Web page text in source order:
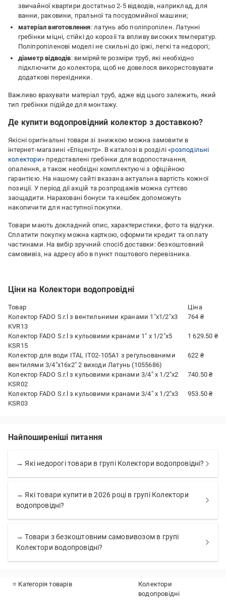
звичайної квартири достатньо 2-5 відводів, наприклад, для
ванни, раковини, пральної та посудомийної машини;
матеріал виготовлення: латунь або поліпропілен. Латунні
гребінки міцні, стійкі до корозії та впливу високих температур.
Поліпропіленові моделі не схильні до іржі, легкі та недорогі;
діаметр відводів: виміряйте розміри труб, які необхідно
підключити до колектора, щоб не довелося використовувати
додаткові перехідники.
Важливо врахувати матеріал труб, адже від цього залежить, який
тип гребінки підійде для монтажу.
Де купити водопровідний колектор з доставкою?
Якісні оригінальні товари зі знижкою можна замовити в
інтернет-магазині «Епіцентр». В каталозі в розділі «розподільні
колектори» представлені гребінки для водопостачання,
опалення, а також необхідні комплектуючі з офіційною
гарантією. На нашому сайті вказана актуальна вартість кожної
позиції. У період дії акцій та розпродажів можна суттєво
заощадити. Нараховані бонуси та кешбек допоможуть
накопичити для наступної покупки.
Товари мають докладний опис, характеристики, фото та відгуки.
Сплатити покупку можна карткою, оформити кредит та оплату
частинами. На вибір зручний спосіб доставки: безкоштовний
самовивіз, на адресу або в пункт поштового перевізника.
Ціни на Колектори водопровідні
Товар
Ціна
Колектор FADO S.r.l з вентильними кранами 1"x1/2"x3
KVR13
764 ₴
Колектор FADO S.r.l з кульовими кранами 1" x 1/2"x5
KSR15
1 629.50 ₴
Колектор для води ITAL IT02-105A1 з регульованими
вентилями 3/4"x16х2" 2 виходи Латунь (1055686)
622 ₴
Колектор FADO S.r.l з кульовими кранами 3/4" x 1/2"x2
KSR02
740.50 ₴
Колектор FADO S.r.l з кульовими кранами 3/4" x 1/2"x3
KSR03
953.50 ₴
Найпоширеніші питання
→ Які недорогі товари в групі Колектори водопровідні?
→ Які товари купити в 2026 році в групі Колектори
водопровідні?
→ Товари з безкоштовним самовивозом в групі
Колектори водопровідні?
⭐ Категорія товарів
Колектори
водопровідні